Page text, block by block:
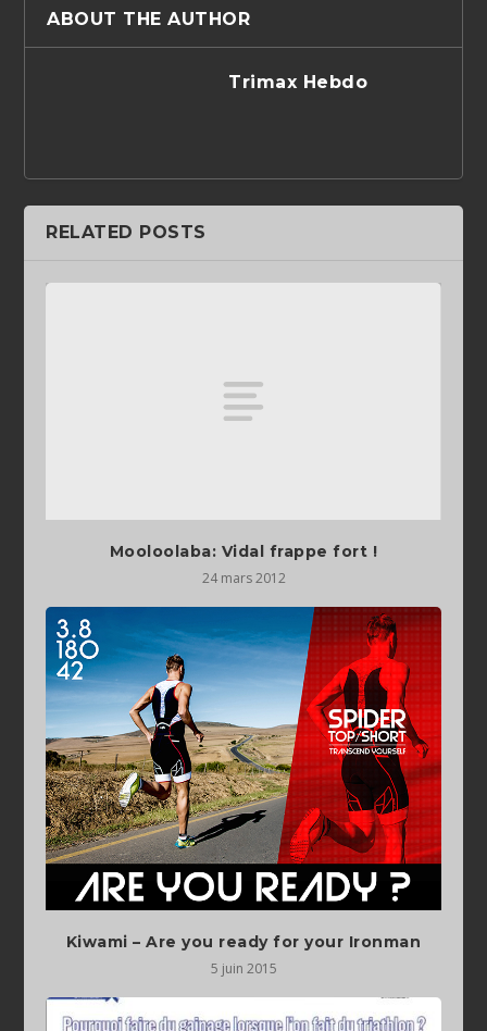
ABOUT THE AUTHOR
Trimax Hebdo
RELATED POSTS
Mooloolaba: Vidal frappe fort !
24 mars 2012
Kiwami – Are you ready for your Ironman
5 juin 2015